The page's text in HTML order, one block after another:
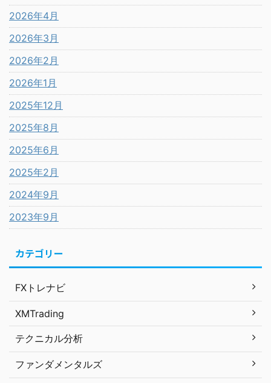
2026年4月
2026年3月
2026年2月
2026年1月
2025年12月
2025年8月
2025年6月
2025年2月
2024年9月
2023年9月
カテゴリー
FXトレナビ
XMTrading
テクニカル分析
ファンダメンタルズ